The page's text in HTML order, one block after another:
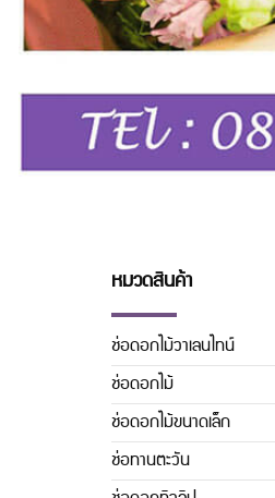
หมวดสินค้า
ช่อดอกไม้วาเลนไทน์
ช่อดอกไม้
ช่อดอกไม้ขนาดเล็ก
ช่อทานตะวัน